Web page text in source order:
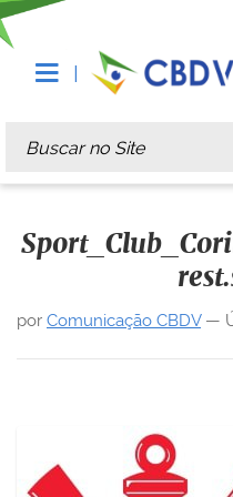
Busca
Busca Avançada…
por Comunicação CBDV—